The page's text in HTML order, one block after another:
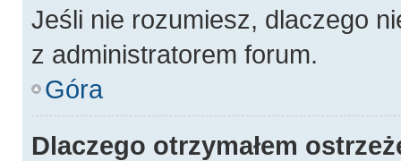
Jeśli nie rozumiesz, dlaczego
z administratorem forum.
Góra
Dlaczego otrzymałem